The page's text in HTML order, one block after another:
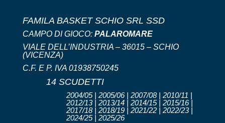
FAMILA BASKET SCHIO SRL SSD
CAMPO DI GIOCO: PALAROMARE
VIALE DELL’INDUSTRIA – 36015 – SCHIO
(VICENZA)
C.F. E P. IVA 01938750245
14 SCUDETTI
2004/05 | 2005/06 | 2007/08 | 2010/11 |
2012/13 | 2013/14 | 2014/15 | 2015/16 |
2017/18 | 2018/19 | 2021/22 | 2022/23 |
2024/25 | 2025/26